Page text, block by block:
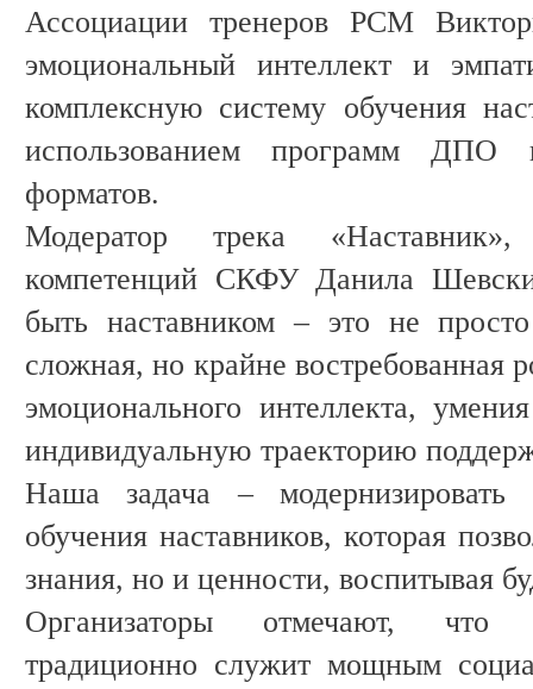
Ассоциации тренеров РСМ
эмоциональный интеллект и
комплексную систему обучения
использованием программ ДПО
форматов.
Модератор трека
компетенций СКФУ Данила
быть наставником – это не
сложная, но крайне востребованная
эмоционального интеллекта,
индивидуальную траекторию
Наша задача – модернизировать
обучения наставников, которая
знания, но и ценности, воспитывая
Организаторы отмечают, что
традиционно служит мощным